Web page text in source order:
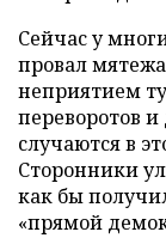
Сейчас у
провал
неприятием
переворотов
случаются в
Сторонники
как бы
«прямой